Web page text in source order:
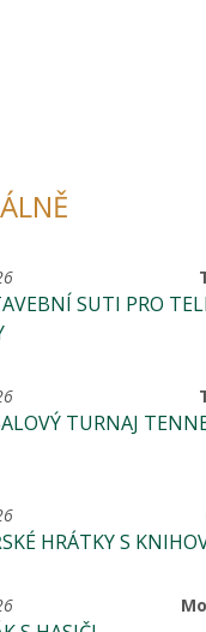
SUTI PRO
TURNAJ
HRÁTKY S